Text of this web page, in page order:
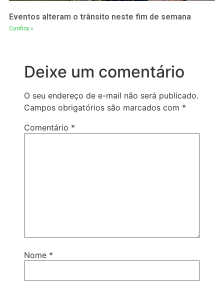
Eventos alteram o trânsito neste fim de semana
Confira »
Deixe um comentário
O seu endereço de e-mail não será publicado.
Campos obrigatórios são marcados com *
Comentário *
Nome *